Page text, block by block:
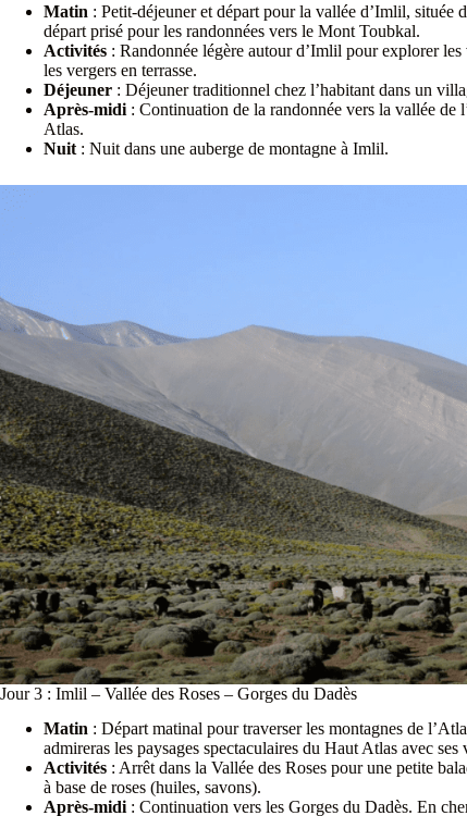
Matin : Petit-déjeuner et départ pour la vallée d’Imlil,
départ prisé pour les randonnées vers le Mont Toubkal.
Activités : Randonnée légère autour d’Imlil pour explorer
les vergers en terrasse.
Déjeuner : Déjeuner traditionnel chez l’habitant dans un
Après-midi : Continuation de la randonnée vers la vallée de
Atlas.
Nuit : Nuit dans une auberge de montagne à Imlil.
Jour 3 : Imlil – Vallée des Roses – Gorges du Dadès
Matin : Départ matinal pour traverser les montagnes de
admireras les paysages spectaculaires du Haut Atlas avec
Activités : Arrêt dans la Vallée des Roses pour une petite
à base de roses (huiles, savons).
Après-midi : Continuation vers les Gorges du Dadès. En